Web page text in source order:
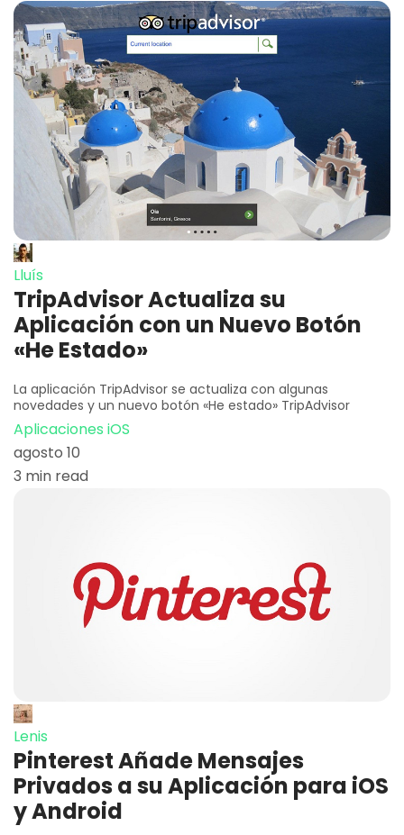
Lluís
TripAdvisor Actualiza su
Aplicación con un Nuevo Botón
«He Estado»
La aplicación TripAdvisor se actualiza con algunas
novedades y un nuevo botón «He estado» TripAdvisor
Aplicaciones iOS
agosto 10
3 min read
Lenis
Pinterest Añade Mensajes
Privados a su Aplicación para iOS
y Android